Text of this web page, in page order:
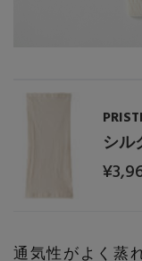
シル
通気性がよく蒸